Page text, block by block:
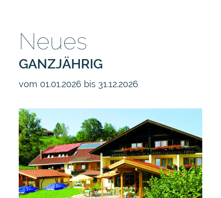
Neues
GANZJÄHRIG
vom 01.01.2026 bis 31.12.2026